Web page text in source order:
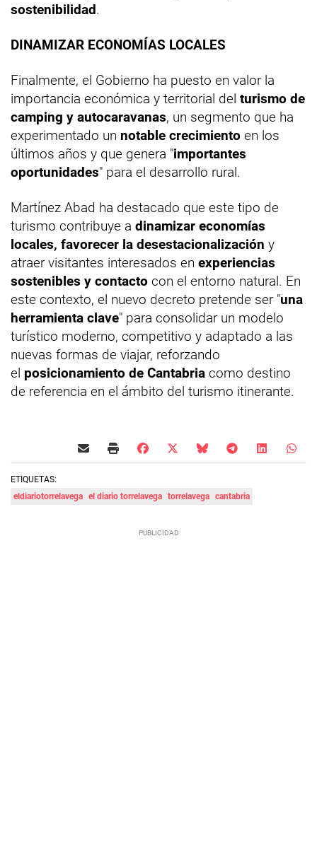
sostenibilidad.
DINAMIZAR ECONOMÍAS LOCALES
Finalmente, el Gobierno ha puesto en valor la
importancia económica y territorial del turismo de
camping y autocaravanas, un segmento que ha
experimentado un notable crecimiento en los
últimos años y que genera "importantes
oportunidades" para el desarrollo rural.
Martínez Abad ha destacado que este tipo de
turismo contribuye a dinamizar economías
locales, favorecer la desestacionalización y
atraer visitantes interesados en experiencias
sostenibles y contacto con el entorno natural. En
este contexto, el nuevo decreto pretende ser "una
herramienta clave" para consolidar un modelo
turístico moderno, competitivo y adaptado a las
nuevas formas de viajar, reforzando
el posicionamiento de Cantabria como destino
de referencia en el ámbito del turismo itinerante.
ETIQUETAS:
eldiariotorrelavega el diario torrelavega torrelavega cantabria